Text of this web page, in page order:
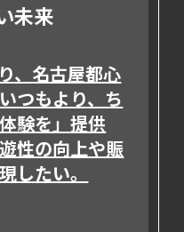
未来
、名古屋都心
つもより、ち
験を」提供
性の向上や賑
したい。